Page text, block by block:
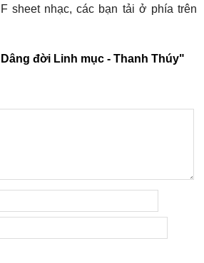
sheet nhạc, các bạn tải ở phía trên
đời Linh mục - Thanh Thúy"